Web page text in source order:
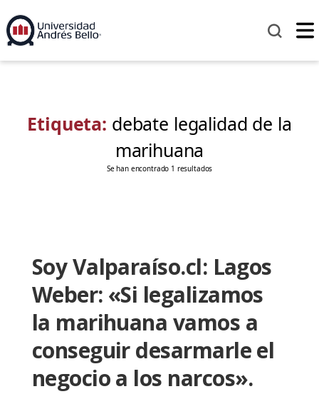
Etiqueta: debate legalidad de la
marihuana
Se han encontrado 1 resultados
Soy Valparaíso.cl: Lagos
Weber: «Si legalizamos
la marihuana vamos a
conseguir desarmarle el
negocio a los narcos».